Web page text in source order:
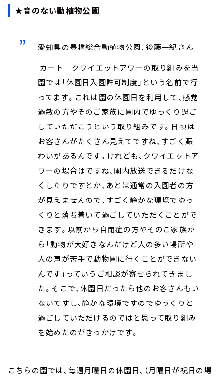
★音のない動植物公園
愛知県の豊橋総合動植物公園、後藤一紀さん
カート クワイエットアワーの取り組みを当
園では「休園日入園許可制度」という名前で行
ってます。これは園の休園日を利用して、感覚
過敏の方やそのご家族に園内でゆっくり過ご
していただこうという取り組みです。日頃は
お客さんがたくさん見えてですね、すごく賑
わいがあるんです。けれども、クワイエットア
ワーの場合はですね、園内放送できるだけな
くしたりですとか、あとは通常の入園者の方
が見えませんので、すごく静かな環境でゆっ
くりと落ち着いて過ごしていただくことがで
きます。以前から自閉症の方やそのご家族か
ら「動物が大好きなんだけど人の多い場所や
人の声が苦手で動物園に行くことができない
んです」っていうご相談が寄せられてきまし
た。そこで、休園日だったら他のお客さんもい
ないですし、静かな環境ですのでゆっくりと
過ごしていただけるのではと思って取り組み
を始めたのがきっかけです。
こちらの園では、毎週月曜日の休園日、（月曜日が祝日の場